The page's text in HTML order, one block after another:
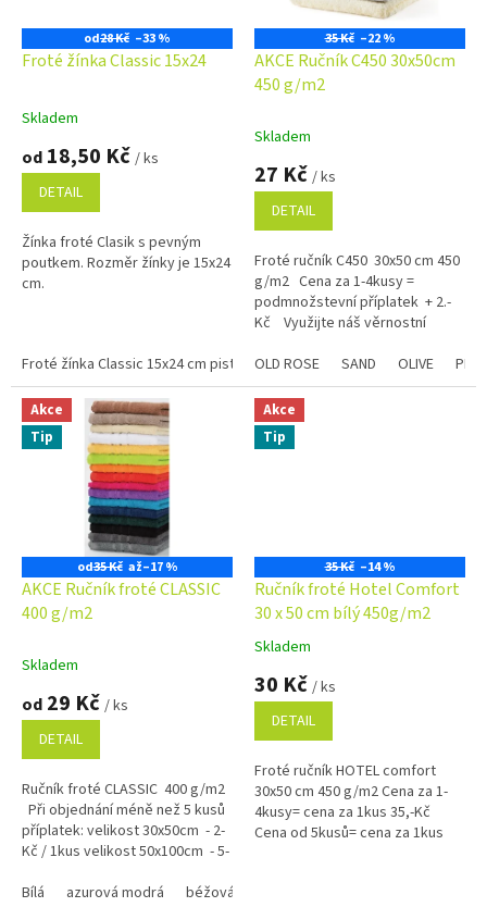
od28 Kč –33 %
Froté žínka Classic 15x24
Průměrné
produktu
5,0
5
hvězdiček.
Skladem
od 18,50 Kč / ks
DETAIL
Žínka froté Clasik s pevným
poutkem. Rozměr žínky je 15x24
cm.
Froté žínka Classic 15x24 cm pistáciová Froté žínka Classic 15x24
35 Kč –22 %
AKCE Ručník C450 30x50cm
450 g/m2
Skladem
27 Kč / ks
DETAIL
Froté ručník C450 30x50 cm 450
g/m2 Cena za 1-4kusy =
podmnožstevní příplatek + 2.-
Kč Využijte náš věrnostní
OLD ROSE
SAND OLIVE
Akce
Tip
od35 Kč až–17 %
AKCE Ručník froté CLASSIC
400 g/m2
Skladem
od 29 Kč / ks
DETAIL
Ručník froté CLASSIC 400 g/m2
Při objednání méně než 5 kusů
příplatek: velikost 30x50cm - 2-
Kč / 1kus velikost 50x100cm - 5-
Bílá
azurová modrá béžová
Akce
Tip
35 Kč –14 %
Ručník froté Hotel Comfort
30 x 50 cm bílý 450g/m2
Průměrné
hodnocení
produktu
4,9
5
hvězdiček.
Skladem
30 Kč / ks
DETAIL
Froté ručník HOTEL comfort
30x50 cm 450 g/m2 Cena za 1-
4kusy= cena za 1kus 35,-Kč
Cena od 5kusů= cena za 1kus